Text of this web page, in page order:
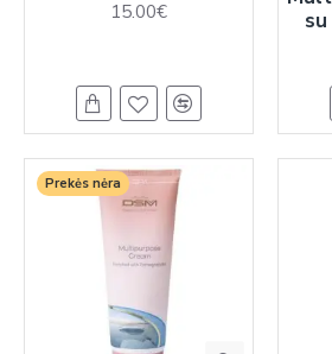
15.00€
Prekės nėra